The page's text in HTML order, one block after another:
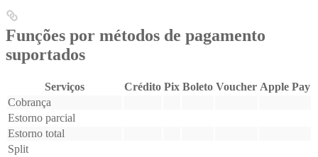
Funções por métodos de pagamento
suportados
Serviços Crédito Pix Boleto Voucher Apple Pay
Cobrança
Estorno parcial
Estorno total
Split